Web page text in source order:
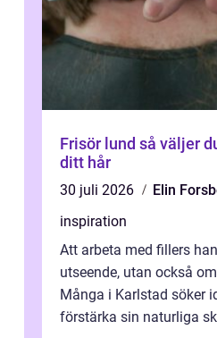
Frisör lund så väljer du rätt salong för
ditt hår
30 juli 2026
Elin
inspiration
Att arbeta med fillers
utseende, utan också
Många i Karlstad söker
förstärka sin naturliga